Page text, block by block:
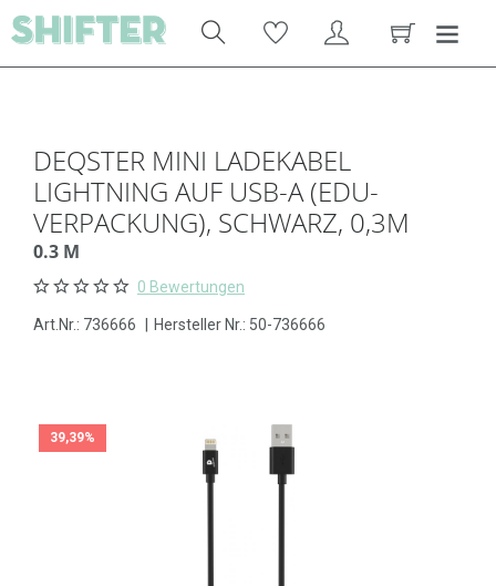
DEQSTER MINI LADEKABEL
LIGHTNING AUF USB-A (EDU-
VERPACKUNG), SCHWARZ, 0,3M
0.3 M
0 Bewertungen
Art.Nr.: 736666 Hersteller Nr.: 50-736666
39,39%